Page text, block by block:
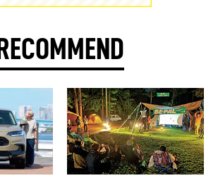
RECOMMEND